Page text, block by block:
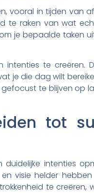
vooral in tijden van
te raken van wat
je bepaalde taken
te creëren.
je die dag wilt
te blijven op
tot
intenties
visie helder hebben
te creëren,